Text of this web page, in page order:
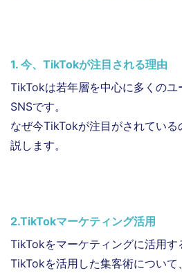
1. 今、TikTokが注目される理由
TikTokは若年層を中心に多くのユ
SNSです。
なぜ今TikTokが注目がされてい
説します。
2.TikTokマーケティング活用
TikTokをマーケティングに活用す
TikTokを活用した集客術について